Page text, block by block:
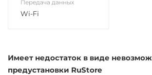
Имеет недостаток в виде
предустановки RuStore
Передача данных
Wi-Fi